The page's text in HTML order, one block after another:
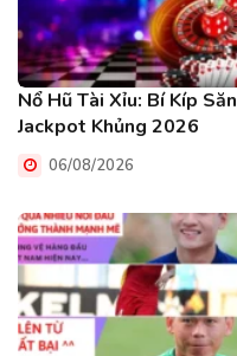
Nổ Hũ Tài Xỉu: Bí Kíp Săn
Jackpot Khủng 2026
06/08/2026